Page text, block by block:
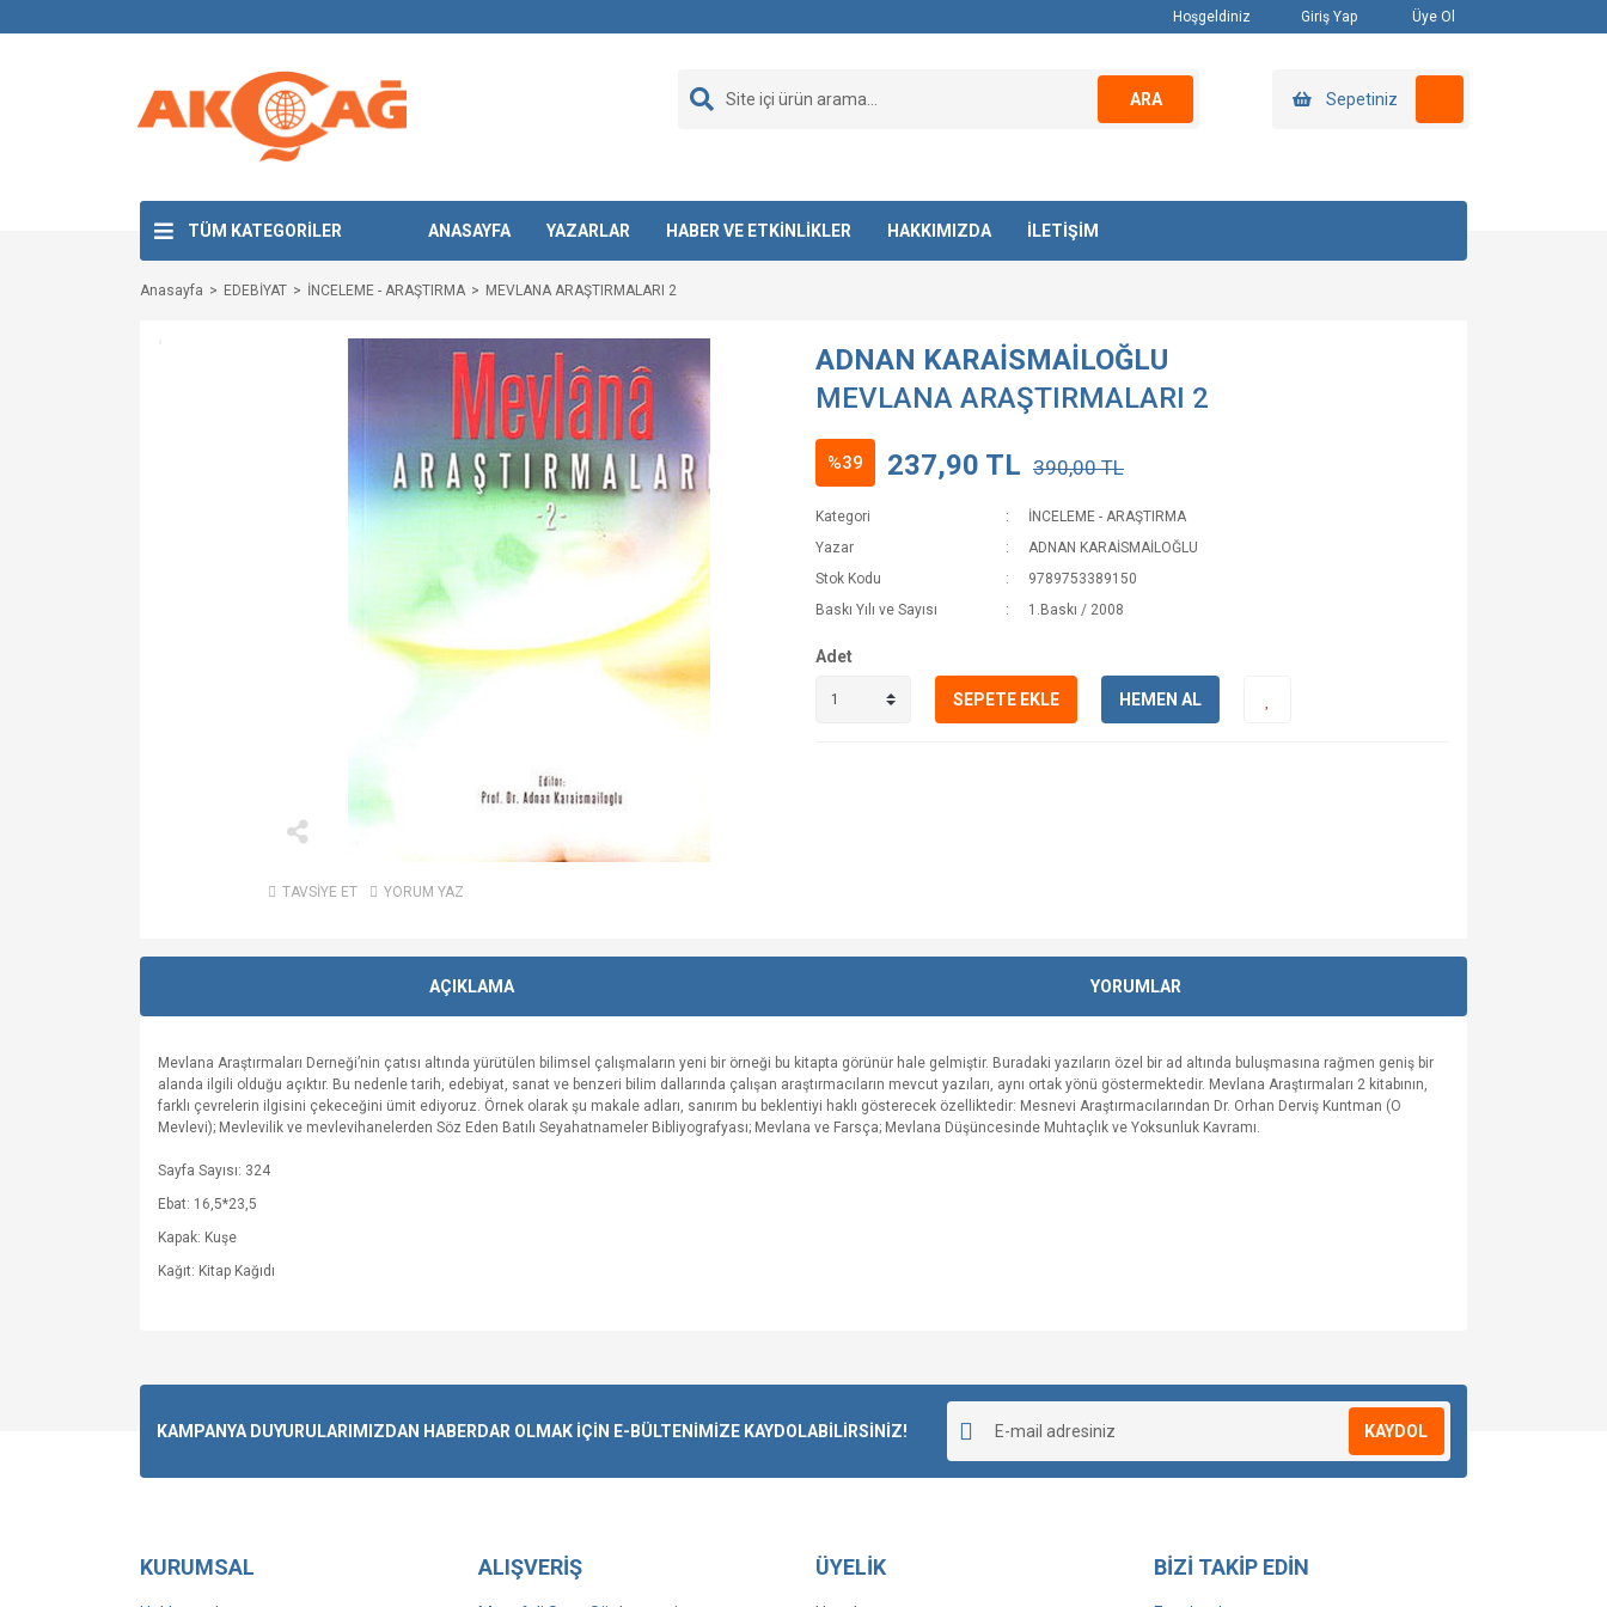
Hoşgeldiniz Giriş Yap Üye Ol
ARA Sepetiniz
TÜM KATEGORİLER ANASAYFA YAZARLAR HABER VE ETKİNLİKLER HAKKIMIZDA İLETİŞİM
Anasayfa EDEBİYAT İNCELEME - ARAŞTIRMA MEVLANA ARAŞTIRMALARI 2
TAVSİYE ET YORUM YAZ
ADNAN KARAİSMAİLOĞLU
MEVLANA ARAŞTIRMALARI 2
%39 237,90 TL 390,00 TL
Kategori
İNCELEME - ARAŞTIRMA
Yazar
ADNAN KARAİSMAİLOĞLU
Stok Kodu
9789753389150
Baskı Yılı ve Sayısı
1.Baskı / 2008
Adet
SEPETE EKLE HEMEN AL
AÇIKLAMA YORUMLAR
Mevlana Araştırmaları Derneği’nin çatısı altında yürütülen bilimsel çalışmaların yeni bir örneği bu kitapta görünür hale gelmiştir. Buradaki yazıların özel bir ad altında buluşmasına rağmen geniş bir
alanda ilgili olduğu açıktır. Bu nedenle tarih, edebiyat, sanat ve benzeri bilim dallarında çalışan araştırmacıların mevcut yazıları, aynı ortak yönü göstermektedir. Mevlana Araştırmaları 2 kitabının,
farklı çevrelerin ilgisini çekeceğini ümit ediyoruz. Örnek olarak şu makale adları, sanırım bu beklentiyi haklı gösterecek özelliktedir: Mesnevi Araştırmacılarından Dr. Orhan Derviş Kuntman (O
Mevlevi); Mevlevilik ve mevlevihanelerden Söz Eden Batılı Seyahatnameler Bibliyografyası; Mevlana ve Farsça; Mevlana Düşüncesinde Muhtaçlık ve Yoksunluk Kavramı.
Sayfa Sayısı: 324
Ebat: 16,5*23,5
Kapak: Kuşe
Kağıt: Kitap Kağıdı
KAMPANYA DUYURULARIMIZDAN HABERDAR OLMAK İÇİN E-BÜLTENİMİZE KAYDOLABİLİRSİNİZ! KAYDOL
KURUMSAL ALIŞVERİŞ ÜYELİK BİZİ TAKİP EDİN